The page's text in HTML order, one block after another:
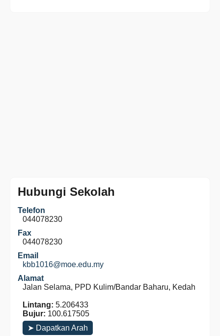
Hubungi Sekolah
Telefon
044078230
Fax
044078230
Email
kbb1016@moe.edu.my
Alamat
Jalan Selama, PPD Kulim/Bandar Baharu, Kedah
Lintang: 5.206433
Bujur: 100.617505
➤ Dapatkan Arah